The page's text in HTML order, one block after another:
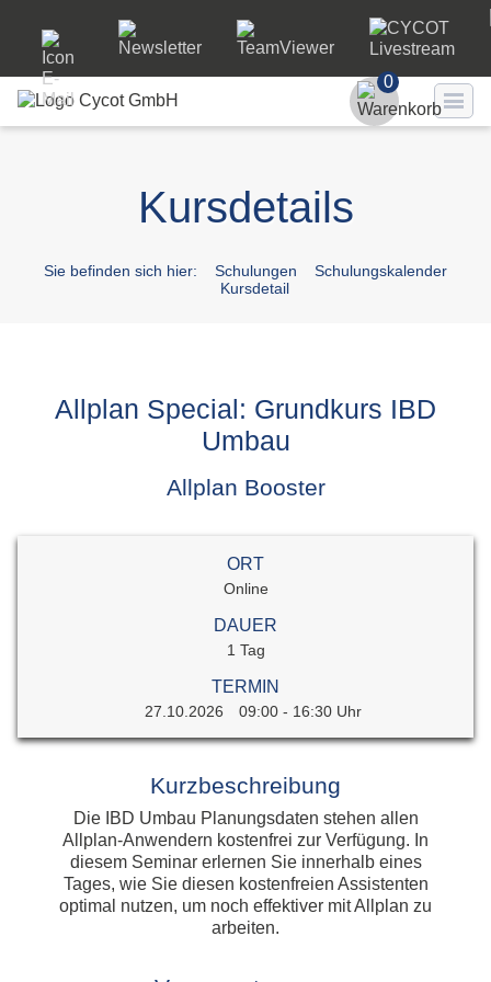
Passwort
Passwort
0
Kursdetails
Sie befinden sich hier: Schulungen
Schulungskalender
Kursdetail
Allplan Special: Grundkurs IBD
Umbau
Allplan Booster
ORT
Online
DAUER
1 Tag
TERMIN
27.10.2026 09:00 - 16:30 Uhr
Kurzbeschreibung
Die IBD Umbau Planungsdaten stehen allen
Allplan-Anwendern kostenfrei zur Verfügung. In
diesem Seminar erlernen Sie innerhalb eines
Tages, wie Sie diesen kostenfreien Assistenten
optimal nutzen, um noch effektiver mit Allplan zu
arbeiten.